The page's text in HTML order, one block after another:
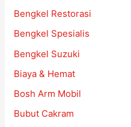
Bengkel Restorasi
Bengkel Spesialis
Bengkel Suzuki
Biaya & Hemat
Bosh Arm Mobil
Bubut Cakram